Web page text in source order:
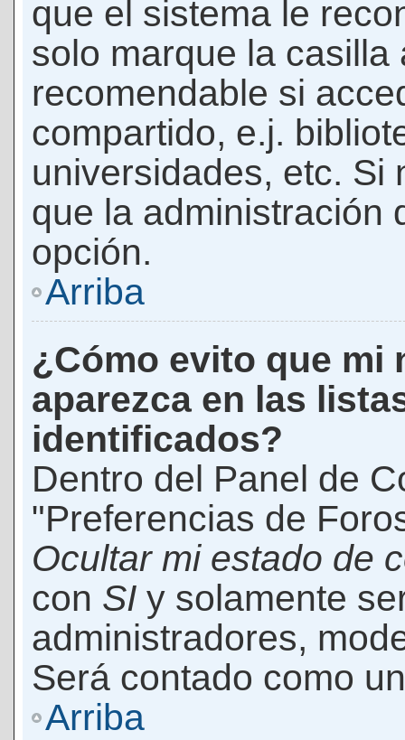
que el sistema le
solo marque la casilla
recomendable si
compartido, e.j.
universidades, etc. Si
que la administración
opción.
Arriba
¿Cómo evito que mi
aparezca en las
identificados?
Dentro del Panel de
"Preferencias de
Ocultar mi estado de
con SI y solamente
administradores,
Será contado como
Arriba